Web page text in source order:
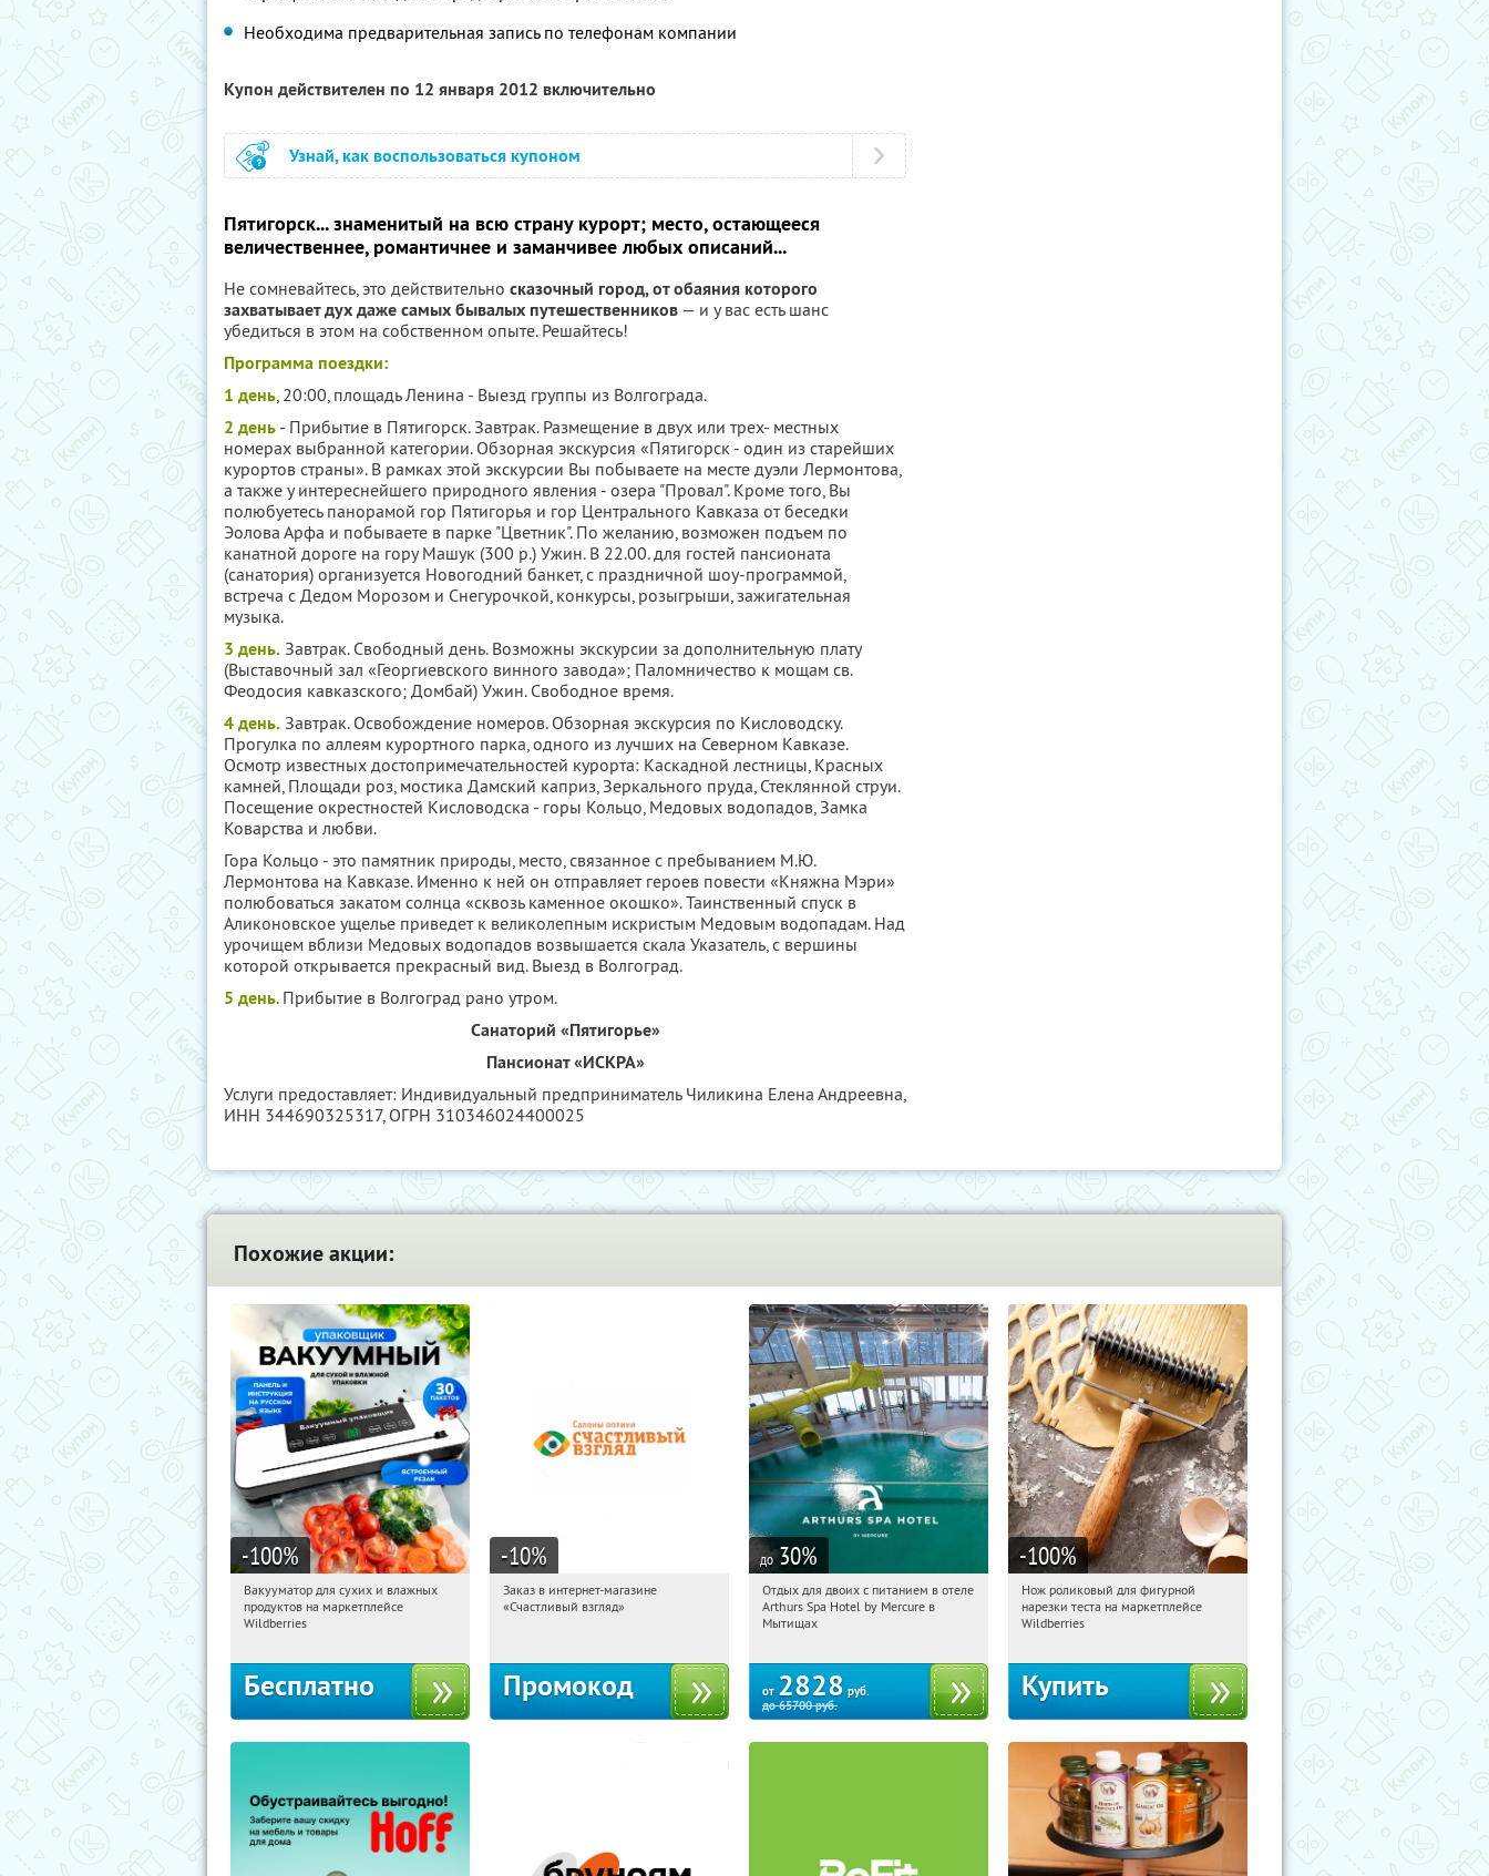
Необходима предварительная запись по телефонам компании
Купон действителен по 12 января 2012 включительно
Узнай, как воспользоваться купоном
Пятигорск... знаменитый на всю страну курорт; место, остающееся
величественнее, романтичнее и заманчивее любых описаний...
Не сомневайтесь, это действительно сказочный город, от обаяния которого
захватывает дух даже самых бывалых путешественников — и у вас есть шанс
убедиться в этом на собственном опыте. Решайтесь!
Программа поездки:
1 день, 20:00, площадь Ленина - Выезд группы из Волгограда.
2 день - Прибытие в Пятигорск. Завтрак. Размещение в двух или трех- местных
номерах выбранной категории. Обзорная экскурсия «Пятигорск - один из старейших
курортов страны». В рамках этой экскурсии Вы побываете на месте дуэли Лермонтова,
а также у интереснейшего природного явления - озера "Провал". Кроме того, Вы
полюбуетесь панорамой гор Пятигорья и гор Центрального Кавказа от беседки
Эолова Арфа и побываете в парке "Цветник". По желанию, возможен подъем по
канатной дороге на гору Машук (300 р.) Ужин. В 22.00. для гостей пансионата
(санатория) организуется Новогодний банкет, с праздничной шоу-программой,
встреча с Дедом Морозом и Снегурочкой, конкурсы, розыгрыши, зажигательная
музыка.
3 день. Завтрак. Cвободный день. Возможны экскурсии за дополнительную плату
(Выставочный зал «Георгиевского винного завода»; Паломничество к мощам св.
Феодосия кавказского; Домбай) Ужин. Свободное время.
4 день. Завтрак. Освобождение номеров. Обзорная экскурсия по Кисловодску.
Прогулка по аллеям курортного парка, одного из лучших на Северном Кавказе.
Осмотр известных достопримечательностей курорта: Каскадной лестницы, Красных
камней, Площади роз, мостика Дамский каприз, Зеркального пруда, Стеклянной струи.
Посещение окрестностей Кисловодска - горы Кольцо, Медовых водопадов, Замка
Коварства и любви.
Гора Кольцо - это памятник природы, место, связанное с пребыванием М.Ю.
Лермонтова на Кавказе. Именно к ней он отправляет героев повести «Княжна Мэри»
полюбоваться закатом солнца «сквозь каменное окошко». Таинственный спуск в
Аликоновское ущелье приведет к великолепным искристым Медовым водопадам. Над
урочищем вблизи Медовых водопадов возвышается скала Указатель, с вершины
которой открывается прекрасный вид. Выезд в Волгоград.
5 день. Прибытие в Волгоград рано утром.
Санаторий «Пятигорье»
Пансионат «ИСКРА»
Услуги предоставляет: Индивидуальный предприниматель Чиликина Елена Андреевна,
ИНН 344690325317, ОГРН 310346024400025
Похожие акции:
-100%
16:17:22 Получили:182
Россия
Вакууматор для сухих и влажных
продуктов на маркетплейсе
Wildberries
Бесплатно
-10%
16:17:22
Получи первым!
Заказ в интернет-магазине
«Счастливый взгляд»
Промокод
до 30%
16:17:22
Купи первым!
Московская обл., г. Мытищи, д.
Отдых для двоих с питанием в отеле
Arthurs Spa Hotel by Mercure в
Мытищах
от 2828 руб.
до65700руб.
-100%
16:17:22 Получили:
Россия
Нож роликовый для фигурной
нарезки теста на маркетплейсе
Wildberries
Купить